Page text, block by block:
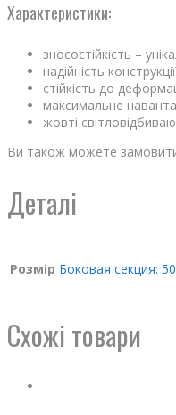
Характеристики:
зносостійкість – у
надійність
стійкість до
максимальне
жовті
Ви також можете
Деталі
Розмір Боковая секция:
Схожі товари